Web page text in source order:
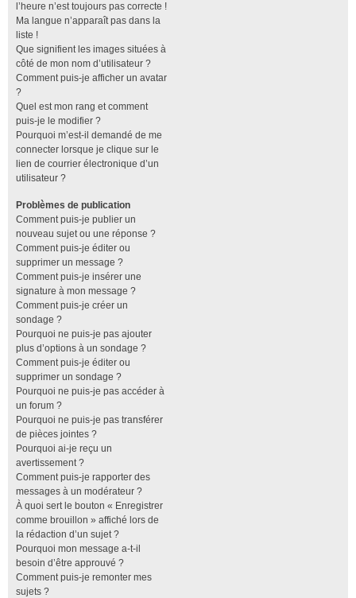
l’heure n’est toujours pas correcte !
Ma langue n’apparaît pas dans la
liste !
Que signifient les images situées à
côté de mon nom d’utilisateur ?
Comment puis-je afficher un avatar
?
Quel est mon rang et comment
puis-je le modifier ?
Pourquoi m’est-il demandé de me
connecter lorsque je clique sur le
lien de courrier électronique d’un
utilisateur ?
Problèmes de publication
Comment puis-je publier un
nouveau sujet ou une réponse ?
Comment puis-je éditer ou
supprimer un message ?
Comment puis-je insérer une
signature à mon message ?
Comment puis-je créer un
sondage ?
Pourquoi ne puis-je pas ajouter
plus d’options à un sondage ?
Comment puis-je éditer ou
supprimer un sondage ?
Pourquoi ne puis-je pas accéder à
un forum ?
Pourquoi ne puis-je pas transférer
de pièces jointes ?
Pourquoi ai-je reçu un
avertissement ?
Comment puis-je rapporter des
messages à un modérateur ?
À quoi sert le bouton « Enregistrer
comme brouillon » affiché lors de
la rédaction d’un sujet ?
Pourquoi mon message a-t-il
besoin d’être approuvé ?
Comment puis-je remonter mes
sujets ?